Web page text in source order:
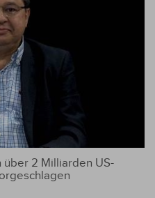
über 2 Milliarden US-